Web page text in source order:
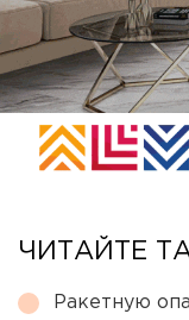
ЧИТАЙТЕ
Ракетную